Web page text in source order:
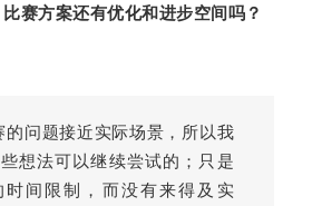
比赛方案还有优化和进步空间吗？
的问题接近实际场景，所以我
想法可以继续尝试的；只是
时间限制，而没有来得及实